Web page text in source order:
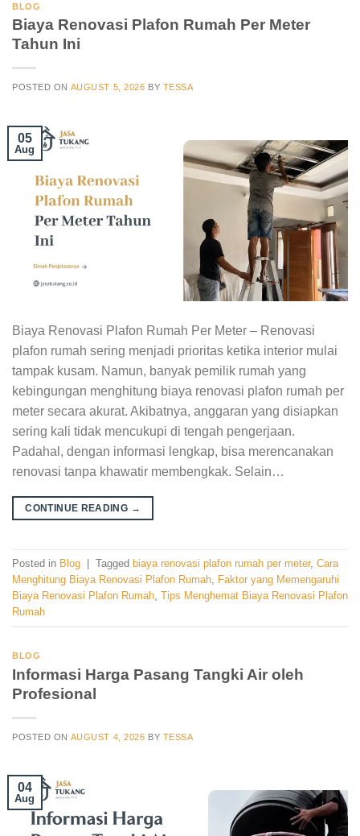
BLOG
Biaya Renovasi Plafon Rumah Per Meter
Tahun Ini
POSTED ON AUGUST 5, 2026 BY TESSA
05
Aug
Biaya Renovasi Plafon Rumah Per Meter – Renovasi
plafon rumah sering menjadi prioritas ketika interior mulai
tampak kusam. Namun, banyak pemilik rumah yang
kebingungan menghitung biaya renovasi plafon rumah per
meter secara akurat. Akibatnya, anggaran yang disiapkan
sering kali tidak mencukupi di tengah pengerjaan.
Padahal, dengan informasi lengkap, bisa merencanakan
renovasi tanpa khawatir membengkak. Selain…
CONTINUE READING →
Posted in Blog | Tagged biaya renovasi plafon rumah per meter, Cara
Menghitung Biaya Renovasi Plafon Rumah Faktor yang Memengaruhi
Biaya Renovasi Plafon Rumah Tips Menghemat Biaya Renovasi Plafon
Rumah
BLOG
Informasi Harga Pasang Tangki Air oleh
Profesional
POSTED ON AUGUST 4, 2026 BY TESSA
04
Aug